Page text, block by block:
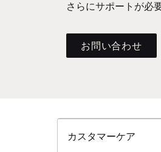
さらにサポートが必
お問い合わせ
カスタマーケア